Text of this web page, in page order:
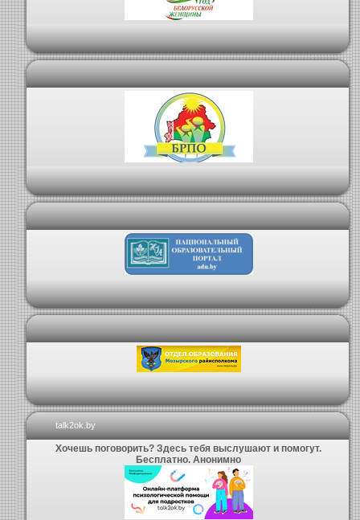
talk2ok.by
Хочешь поговорить? Здесь тебя выслушают и помогут.
Бесплатно. Анонимно